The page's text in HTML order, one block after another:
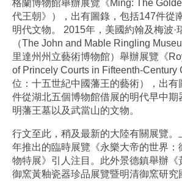
格蘭博物館舉辦展覽《Ming: The
代王朝》），出有圖錄，包括147件從
明代文物。 2015年，美國約翰及梅波·
（The John and Mable Ringling
里達州州立藝術博物館）舉辦展覽《
of Princely Courts in Fifteenth-Century
位：十五世紀中國藩王的藝術），出有
件從湖北五個博物館借展的明代早中期
明藩王墓以及武當山的文物。
行文至此，稍及最新的大陸有關展覽。
年推出的臨時展覽《永樂大帝的世界：
物特展》引人注目。此外景德鎮舉辦
御窯黃釉瓷器珍品展覽暨明清御窯研究